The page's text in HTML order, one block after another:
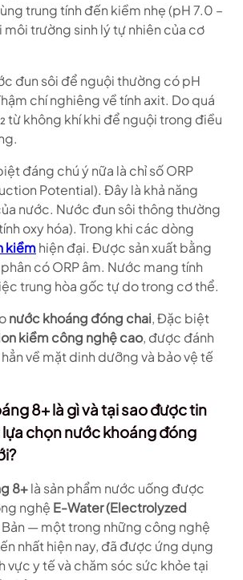
trung tính đến kiềm nhẹ (pH 7.0 –
môi trường sinh lý tự nhiên của cơ
đun sôi để nguội thường có pH
chí nghiêng về tính axit. Do quá
từ không khí khi để nguội trong điều
đáng chú ý nữa là chỉ số ORP
Potential). Đây là khả năng
nước. Nước đun sôi thông thường
oxy hóa). Trong khi các dòng
kiềmhiện đại. Được sản xuất bằng
có ORP âm. Nước mang tính
trung hòa gốc tự do trong cơ thể.
nước khoáng đóng chai, Đặc biệt
kiềm công nghệ cao, được đánh
về mặt dinh dưỡng và bảo vệ tế
8+ là gì và tại sao được tin
chọn nước khoáng đóng
8+là sản phẩm nước uống được
nghệ E-Water (Electrolyzed
Bản — một trong những công nghệ
nhất hiện nay, đã được ứng dụng
vực y tế và chăm sóc sức khỏe tại